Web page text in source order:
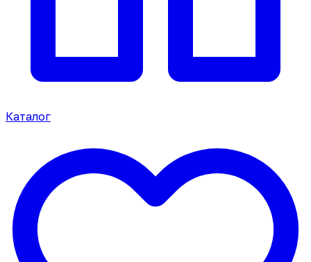
Каталог